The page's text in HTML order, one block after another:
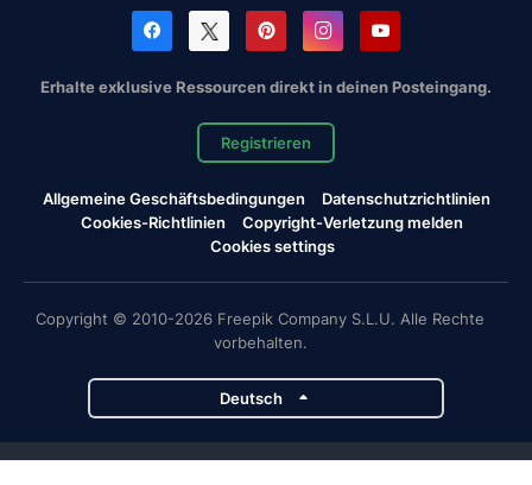
Erhalte exklusive Ressourcen direkt in deinen Posteingang.
Registrieren
Allgemeine Geschäftsbedingungen
Datenschutzrichtlinien
Cookies-Richtlinien
Copyright-Verletzung melden
Cookies settings
Copyright © 2010-2026 Freepik Company S.L.U. Alle Rechte
vorbehalten.
Deutsch